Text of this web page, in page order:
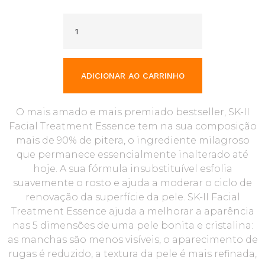
O mais amado e mais premiado bestseller, SK-II
Facial Treatment Essence tem na sua composição
mais de 90% de pitera, o ingrediente milagroso
que permanece essencialmente inalterado até
hoje. A sua fórmula insubstituível esfolia
suavemente o rosto e ajuda a moderar o ciclo de
renovação da superfície da pele. SK-II Facial
Treatment Essence ajuda a melhorar a aparência
nas 5 dimensões de uma pele bonita e cristalina:
as manchas são menos visíveis, o aparecimento de
rugas é reduzido, a textura da pele é mais refinada,